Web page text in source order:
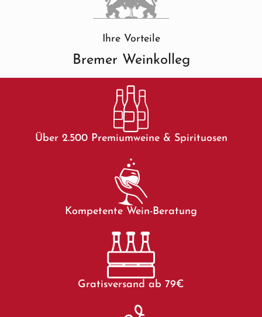
Ihre Vorteile
Bremer Weinkolleg
Über 2.500 Premiumweine & Spirituosen
Kompetente Wein-Beratung
Gratisversand ab 79€